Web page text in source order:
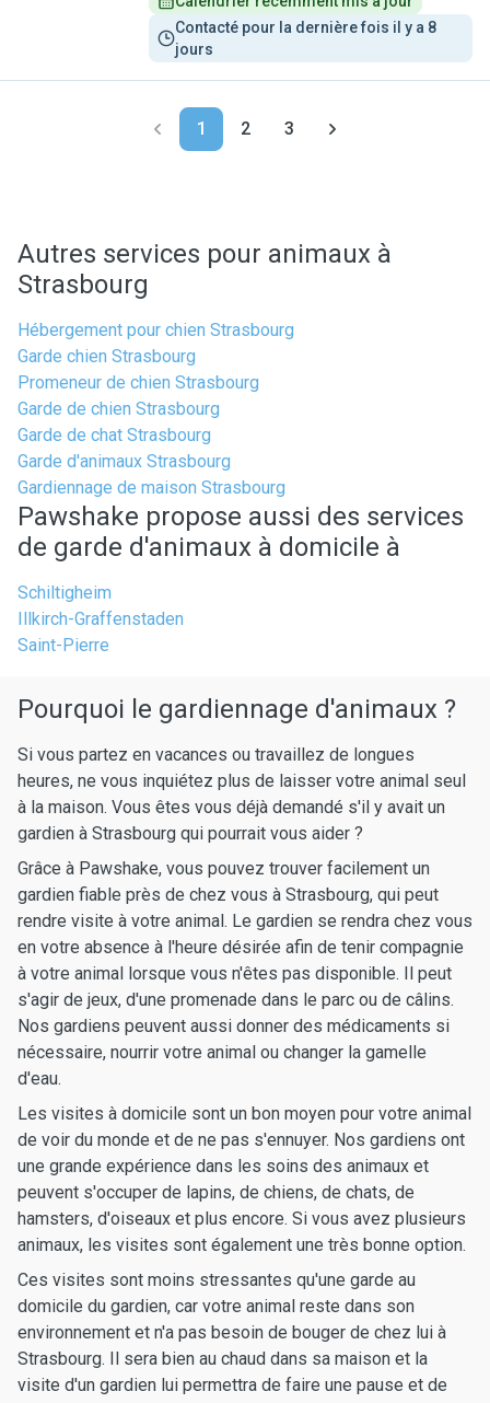
Contacté pour la dernière fois il y a 8
jours
1 2 3
Autres services pour animaux à
Strasbourg
Hébergement pour chien Strasbourg
Garde chien Strasbourg
Promeneur de chien Strasbourg
Garde de chien Strasbourg
Garde de chat Strasbourg
Garde d'animaux Strasbourg
Gardiennage de maison Strasbourg
Pawshake propose aussi des services
de garde d'animaux à domicile à
Schiltigheim
Illkirch-Graffenstaden
Saint-Pierre
Pourquoi le gardiennage d'animaux ?
Si vous partez en vacances ou travaillez de longues
heures, ne vous inquiétez plus de laisser votre animal seul
à la maison. Vous êtes vous déjà demandé s'il y avait un
gardien à Strasbourg qui pourrait vous aider ?
Grâce à Pawshake, vous pouvez trouver facilement un
gardien fiable près de chez vous à Strasbourg, qui peut
rendre visite à votre animal. Le gardien se rendra chez vous
en votre absence à l'heure désirée afin de tenir compagnie
à votre animal lorsque vous n'êtes pas disponible. Il peut
s'agir de jeux, d'une promenade dans le parc ou de câlins.
Nos gardiens peuvent aussi donner des médicaments si
nécessaire, nourrir votre animal ou changer la gamelle
d'eau.
Les visites à domicile sont un bon moyen pour votre animal
de voir du monde et de ne pas s'ennuyer. Nos gardiens ont
une grande expérience dans les soins des animaux et
peuvent s'occuper de lapins, de chiens, de chats, de
hamsters, d'oiseaux et plus encore. Si vous avez plusieurs
animaux, les visites sont également une très bonne option.
Ces visites sont moins stressantes qu'une garde au
domicile du gardien, car votre animal reste dans son
environnement et n'a pas besoin de bouger de chez lui à
Strasbourg. Il sera bien au chaud dans sa maison et la
visite d'un gardien lui permettra de faire une pause et de